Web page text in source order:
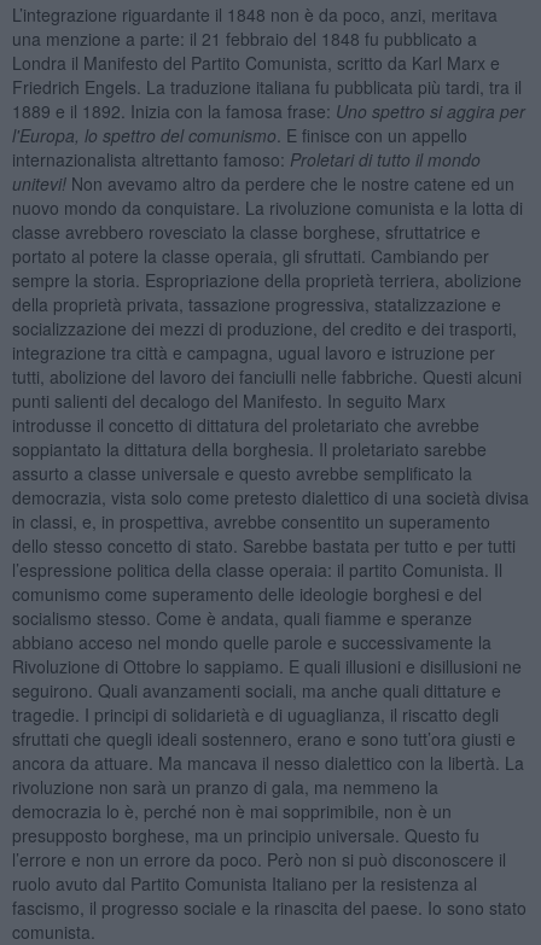
L’integrazione riguardante il 1848 non è da poco, anzi, meritava
una menzione a parte: il 21 febbraio del 1848 fu pubblicato a
Londra il Manifesto del Partito Comunista, scritto da Karl Marx e
Friedrich Engels. La traduzione italiana fu pubblicata più tardi, tra il
1889 e il 1892. Inizia con la famosa frase: Uno spettro si aggira per
l'Europa, lo spettro del comunismo . E finisce con un appello
internazionalista altrettanto famoso: Proletari di tutto il mondo
unitevi!Non avevamo altro da perdere che le nostre catene ed un
nuovo mondo da conquistare. La rivoluzione comunista e la lotta di
classe avrebbero rovesciato la classe borghese, sfruttatrice e
portato al potere la classe operaia, gli sfruttati. Cambiando per
sempre la storia. Espropriazione della proprietà terriera, abolizione
della proprietà privata, tassazione progressiva, statalizzazione e
socializzazione dei mezzi di produzione, del credito e dei trasporti,
integrazione tra città e campagna, ugual lavoro e istruzione per
tutti, abolizione del lavoro dei fanciulli nelle fabbriche. Questi alcuni
punti salienti del decalogo del Manifesto. In seguito Marx
introdusse il concetto di dittatura del proletariato che avrebbe
soppiantato la dittatura della borghesia. Il proletariato sarebbe
assurto a classe universale e questo avrebbe semplificato la
democrazia, vista solo come pretesto dialettico di una società divisa
in classi, e, in prospettiva, avrebbe consentito un superamento
dello stesso concetto di stato. Sarebbe bastata per tutto e per tutti
l’espressione politica della classe operaia: il partito Comunista. Il
comunismo come superamento delle ideologie borghesi e del
socialismo stesso. Come è andata, quali fiamme e speranze
abbiano acceso nel mondo quelle parole e successivamente la
Rivoluzione di Ottobre lo sappiamo. E quali illusioni e disillusioni ne
seguirono. Quali avanzamenti sociali, ma anche quali dittature e
tragedie. I principi di solidarietà e di uguaglianza, il riscatto degli
sfruttati che quegli ideali sostennero, erano e sono tutt’ora giusti e
ancora da attuare. Ma mancava il nesso dialettico con la libertà. La
rivoluzione non sarà un pranzo di gala, ma nemmeno la
democrazia lo è, perché non è mai sopprimibile, non è un
presupposto borghese, ma un principio universale. Questo fu
l’errore e non un errore da poco. Però non si può disconoscere il
ruolo avuto dal Partito Comunista Italiano per la resistenza al
fascismo, il progresso sociale e la rinascita del paese. Io sono stato
comunista.